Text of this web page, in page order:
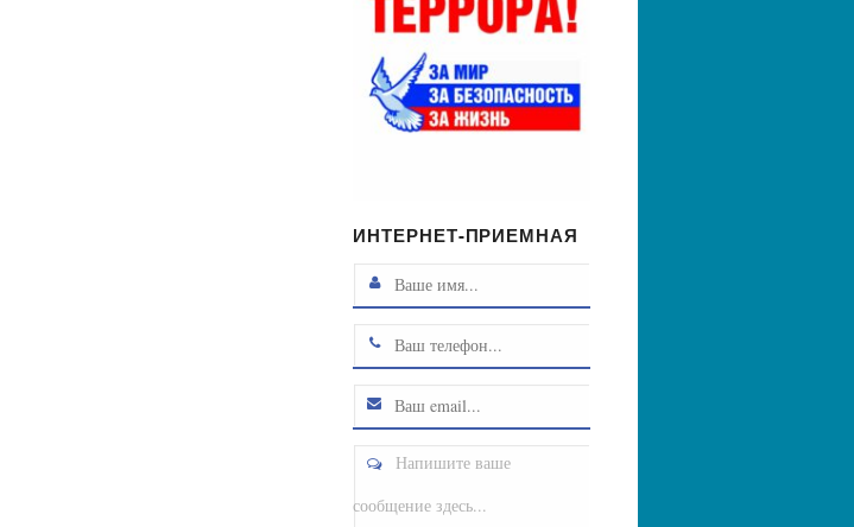
ИНТЕРНЕТ-ПРИЕМНАЯ
Напишите ваше
сообщение здесь...